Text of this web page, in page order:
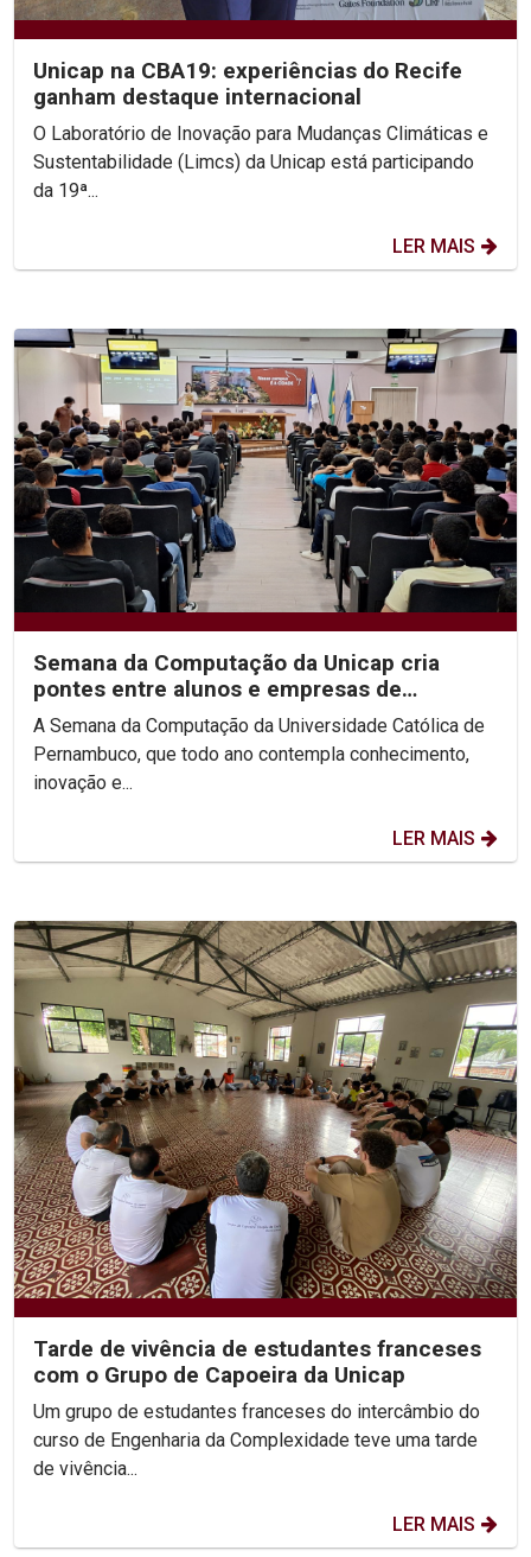
Unicap na CBA19: experiências do Recife
ganham destaque internacional
O Laboratório de Inovação para Mudanças Climáticas e
Sustentabilidade (Limcs) da Unicap está participando
da 19ª...
LER MAIS
Semana da Computação da Unicap cria
pontes entre alunos e empresas de
tecnologia
A Semana da Computação da Universidade Católica de
Pernambuco, que todo ano contempla conhecimento,
inovação e...
LER MAIS
Tarde de vivência de estudantes franceses
com o Grupo de Capoeira da Unicap
Um grupo de estudantes franceses do intercâmbio do
curso de Engenharia da Complexidade teve uma tarde
de vivência...
LER MAIS